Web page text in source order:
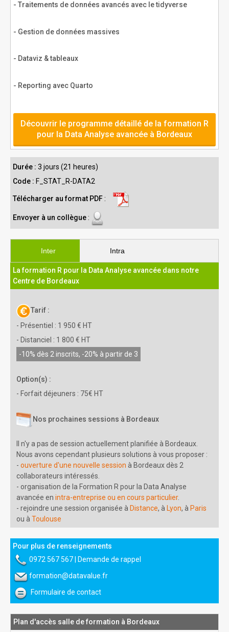
- Traitements de données avancés avec le tidyverse
- Gestion de données massives
- Dataviz & tableaux
- Reporting avec Quarto
Découvrir le programme détaillé de la formation R
pour la Data Analyse avancée à Bordeaux
Durée : 3 jours (21 heures)
Code : F_STAT_R-DATA2
Télécharger au format PDF:
Envoyer à un collègue:
Inter Intra
La formation R pour la Data Analyse avancée dans notre
Centre de Bordeaux
Tarif :
- Présentiel : 1 950 € HT
- Distanciel : 1 800 € HT
-10% dès 2 inscrits, -20% à partir de 3
Option(s) :
- Forfait déjeuners : 75€ HT
Nos prochaines sessions à Bordeaux
Il n'y a pas de session actuellement planifiée à Bordeaux.
Nous avons cependant plusieurs solutions à vous proposer :
- ouverture d'une nouvelle session à Bordeaux dès 2
collaborateurs intéressés.
- organisation de la Formation R pour la Data Analyse
avancée en intra-entreprise ou en cours particulier.
- rejoindre une session organisée à Distance, à Lyon, à Paris
ou à Toulouse
Pour plus de renseignements
0972 567 567| Demande de rappel
formation@datavalue.fr
Formulaire de contact
Plan d'accès salle de formation à Bordeaux